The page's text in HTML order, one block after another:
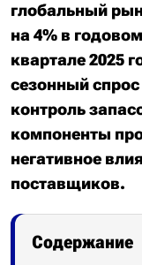
глобальный
на 4% в
квартале 2025
сезонный
контроль
компоненты
негативное
поставщиков.
Содержание